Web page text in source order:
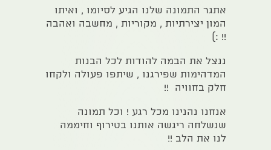
אתגר התמונה שלנו הגיע לסיומו , ואיתו
המון יצירתיות , מקוריות , מחשבה ואהבה
!! :)
ננצל את הבמה להודות לכל הבנות
המדהימות שפירגנו , שיתפו פעולה ולקחו
חלק בחוויה !!
אנחנו נהנינו מכל רגע ! וכל תמונה
שנשלחה ריגשה אותנו בטירוף וחיממה
לנו את הלב !!